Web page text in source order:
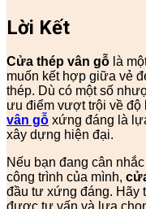
Lời Kết
Cửa thép vân gỗ là
muốn kết hợp giữa vẻ
thép. Dù có một số
ưu điểm vượt trội về độ
vân gỗ xứng đáng là
xây dựng hiện đại.
Nếu bạn đang cân
công trình của mình,
đầu tư xứng đáng. Hãy